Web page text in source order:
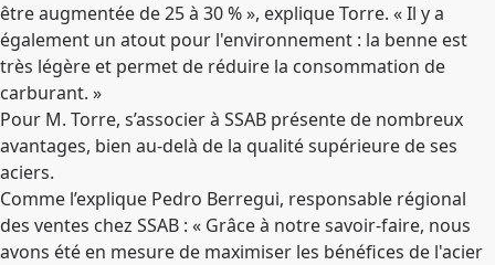
être augmentée de 25 à 30 % », explique Torre. « Il y a
également un atout pour l'environnement : la benne est
très légère et permet de réduire la consommation de
carburant. »
Pour M. Torre, s’associer à SSAB présente de nombreux
avantages, bien au-delà de la qualité supérieure de ses
aciers.
Comme l’explique Pedro Berregui, responsable régional
des ventes chez SSAB : « Grâce à notre savoir-faire, nous
avons été en mesure de maximiser les bénéfices de l'acier